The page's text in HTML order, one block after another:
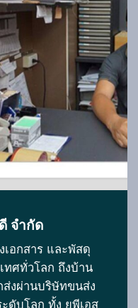
จำกัด
อกสาร และพัสดุ
ทศทั่วโลก ถึงบ้าน
ส่งผ่านบริษัทขนส่ง
ดับโลก ทั้ง ยูพีเอส